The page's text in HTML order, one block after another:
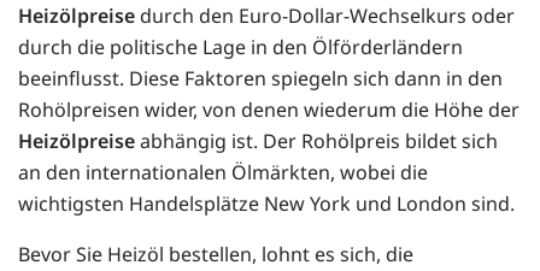
Heizölpreise durch den Euro-Dollar-Wechselkurs oder
durch die politische Lage in den Ölförderländern
beeinflusst. Diese Faktoren spiegeln sich dann in den
Rohölpreisen wider, von denen wiederum die Höhe der
Heizölpreiseabhängig ist. Der Rohölpreis bildet sich
an den internationalen Ölmärkten, wobei die
wichtigsten Handelsplätze New York und London sind.
Bevor Sie Heizöl bestellen, lohnt es sich, die